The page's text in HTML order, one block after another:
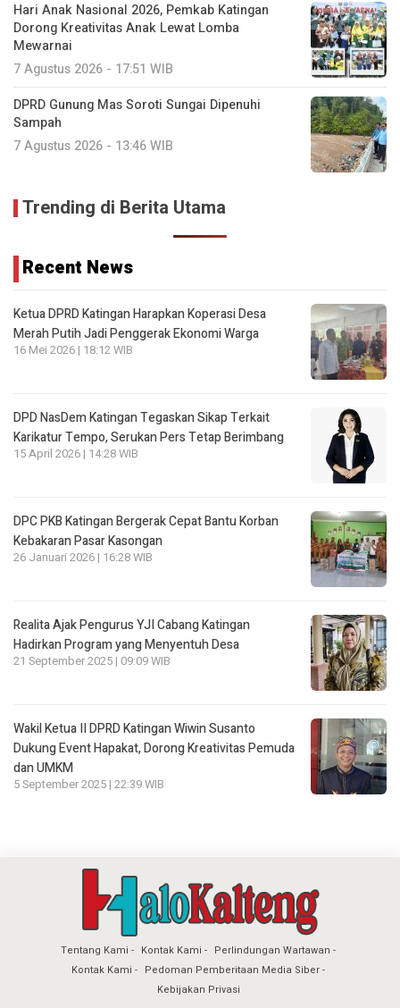
Hari Anak Nasional 2026, Pemkab Katingan
Dorong Kreativitas Anak Lewat Lomba
Mewarnai
7 Agustus 2026 - 17:51 WIB
DPRD Gunung Mas Soroti Sungai Dipenuhi
Sampah
7 Agustus 2026 - 13:46 WIB
Trending di Berita Utama
Recent News
Ketua DPRD Katingan Harapkan Koperasi Desa
Merah Putih Jadi Penggerak Ekonomi Warga
16 Mei 2026 | 18:12 WIB
DPD NasDem Katingan Tegaskan Sikap Terkait
Karikatur Tempo, Serukan Pers Tetap Berimbang
15 April 2026 | 14:28 WIB
DPC PKB Katingan Bergerak Cepat Bantu Korban
Kebakaran Pasar Kasongan
26 Januari 2026 | 16:28 WIB
Realita Ajak Pengurus YJI Cabang Katingan
Hadirkan Program yang Menyentuh Desa
21 September 2025 | 09:09 WIB
Wakil Ketua II DPRD Katingan Wiwin Susanto
Dukung Event Hapakat, Dorong Kreativitas Pemuda
dan UMKM
5 September 2025 | 22:39 WIB
Tentang Kami Kontak Kami
Perlindungan Wartawan
Kontak Kami
Pedoman Pemberitaan Media Siber
Kebijakan Privasi